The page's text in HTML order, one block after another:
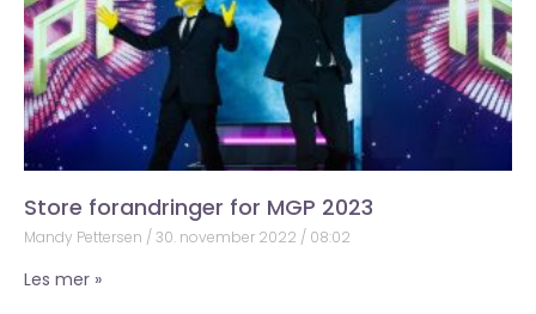
Store forandringer for MGP 2023
Mandy Pettersen 30. november 2022 08:02
Les mer »